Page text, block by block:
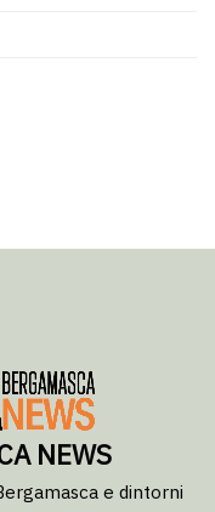
NEWS
e dintorni